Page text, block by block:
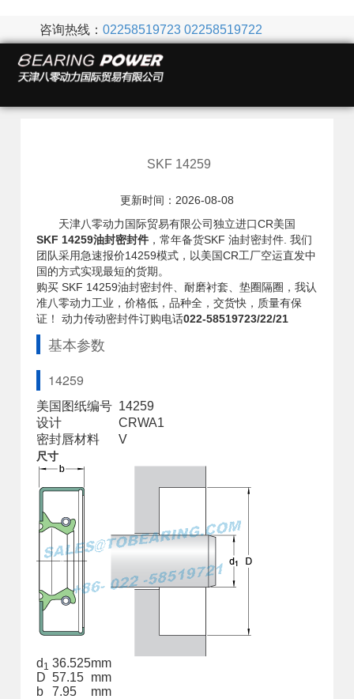
咨询热线： 02258519723 02258519722
SKF 14259
更新时间：2026-08-08
天津八零动力国际贸易有限公司独立进口CR美国
SKF 14259油封密封件 ，常年备货SKF 油封密封件. 我们
团队采用急速报价14259模式，以美国CR工厂空运直发中
国的方式实现最短的货期。
购买 SKF 14259油封密封件、耐磨衬套、垫圈隔圈，我认
准八零动力工业，价格低，品种全，交货快，质量有保
证！ 动力传动密封件订购电话022-58519723/22/21
基本参数
14259
美国图纸编号 14259
设计
CRWA1
密封唇材料
V
尺寸
d 1 36.525mm
D 57.15 mm
b
7.95 mm